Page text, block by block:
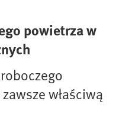
powietrza w
właściwą